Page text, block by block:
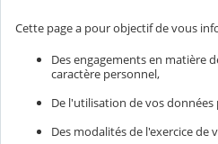
Cette page a pour objectif de vous
Des engagements en matière
caractère personnel,
De l'utilisation de vos données
Des modalités de l'exercice de